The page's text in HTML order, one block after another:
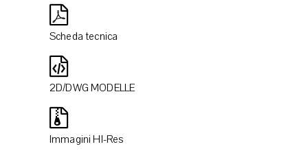
Scheda tecnica
2D/DWG MODELLE
Immagini HI-Res